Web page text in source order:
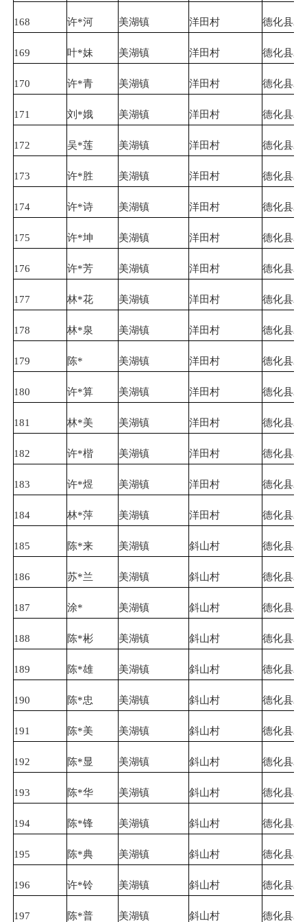
168 许*河 美湖镇 洋田村 德化县农
169 叶*妹 美湖镇 洋田村 德化县农
170 许*青 美湖镇 洋田村 德化县农
171 刘*娥 美湖镇 洋田村 德化县农
172 吴*莲 美湖镇 洋田村 德化县农
173 许*胜 美湖镇 洋田村 德化县农
174 许*诗 美湖镇 洋田村 德化县农
175 许*坤 美湖镇 洋田村 德化县农
176 许*芳 美湖镇 洋田村 德化县农
177 林*花 美湖镇 洋田村 德化县农
178 林*泉 美湖镇 洋田村 德化县农
179 陈* 美湖镇 洋田村 德化县农
180 许*算 美湖镇 洋田村 德化县农
181 林*美 美湖镇 洋田村 德化县农
182 许*楷 美湖镇 洋田村 德化县农
183 许*煜 美湖镇 洋田村 德化县农
184 林*萍 美湖镇 洋田村 德化县农
185 陈*来 美湖镇 斜山村 德化县农
186 苏*兰 美湖镇 斜山村 德化县农
187 涂* 美湖镇 斜山村 德化县农
188 陈*彬 美湖镇 斜山村 德化县农
189 陈*雄 美湖镇 斜山村 德化县农
190 陈*忠 美湖镇 斜山村 德化县农
191 陈*美 美湖镇 斜山村 德化县农
192 陈*显 美湖镇 斜山村 德化县农
193 陈*华 美湖镇 斜山村 德化县农
194 陈*锋 美湖镇 斜山村 德化县农
195 陈*典 美湖镇 斜山村 德化县农
196 许*铃 美湖镇 斜山村 德化县农
197 陈*普 美湖镇 斜山村 德化县农